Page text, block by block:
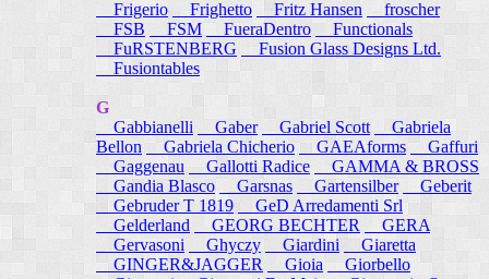
Frigerio
Frighetto Fritz Hansen
froscher
FSB
FSM FueraDentro
Functionals
FuRSTENBERG
Fusion Glass Designs Ltd.
Fusiontables
G
Gabbianelli
Gaber Gabriel Scott
Gabriela
Bellon
Gabriela Chicherio GAEAforms
Gaffuri
Gaggenau
Gallotti Radice
GAMMA & BROSS
Gandia Blasco
Garsnas Gartensilber
Geberit
Gebruder T 1819
GeD Arredamenti Srl
Gelderland
GEORG BECHTER
GERA
Gervasoni
Ghyczy Giardini
Giaretta
GINGER&JAGGER
Gioia
Giorbello